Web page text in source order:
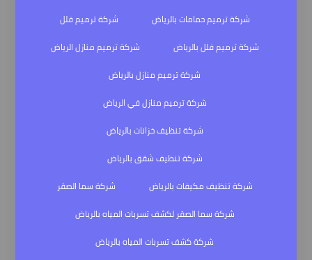
شركة ترميم حمامات بالرياض
شركة ترميم فلل
شركة ترميم فلل بالرياض
شركة ترميم منازل الرياض
شركة ترميم منازل بالرياض
شركة ترميم منازل في الرياض
شركة تنظيف خزانات بالرياض
شركة تنظيف شقق بالرياض
شركة تنظيف مكيفات بالرياض
شركة سما الصقر
شركة سما الصقر لكشف تسربات المياه بالرياض
شركة كشف تسربات المياه بالرياض